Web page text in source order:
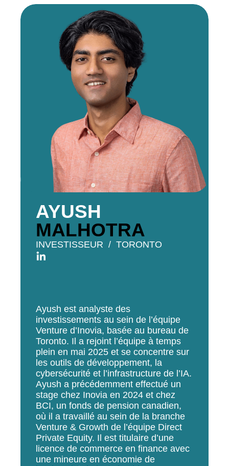
AYUSH
MALHOTRA
INVESTISSEUR TORONTO
Ayush est analyste des
investissements au sein de l’équipe
Venture d’Inovia, basée au bureau de
Toronto. Il a rejoint l’équipe à temps
plein en mai 2025 et se concentre sur
les outils de développement, la
cybersécurité et l’infrastructure de l’IA.
Ayush a précédemment effectué un
stage chez Inovia en 2024 et chez
BCI, un fonds de pension canadien,
où il a travaillé au sein de la branche
Venture & Growth de l’équipe Direct
Private Equity. Il est titulaire d’une
licence de commerce en finance avec
une mineure en économie de